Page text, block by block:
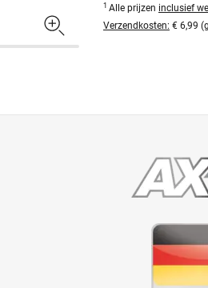
1 Alle prijzen inclusief
Verzendkosten: € 6,99